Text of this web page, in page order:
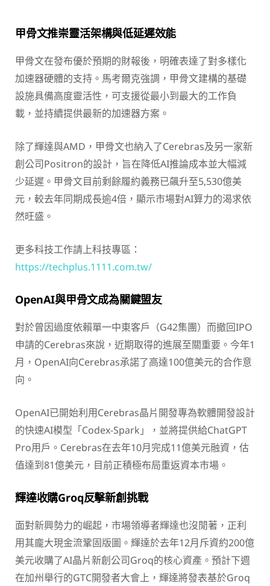
甲骨文推崇靈活架構與低延遲效能
甲骨文在發布優於預期的財報後，明確表達了對多樣化
加速器硬體的支持。馬考爾克強調，甲骨文建構的基礎
設施具備高度靈活性，可支援從最小到最大的工作負
載，並持續提供最新的加速器方案。
除了輝達與AMD，甲骨文也納入了Cerebras及另一家新
創公司Positron的設計，旨在降低AI推論成本並大幅減
少延遲。甲骨文目前剩餘履約義務已飆升至5,530億美
元，較去年同期成長逾4倍，顯示市場對AI算力的渴求依
然旺盛。
更多科技工作請上科技專區：
https://techplus.1111.com.tw/
OpenAI與甲骨文成為關鍵盟友
對於曾因過度依賴單一中東客戶（G42集團）而撤回IPO
申請的Cerebras來說，近期取得的進展至關重要。今年1
月，OpenAI向Cerebras承諾了高達100億美元的合作意
向。
OpenAI已開始利用Cerebras晶片開發專為軟體開發設計
的快速AI模型「Codex-Spark」，並將提供給ChatGPT
Pro用戶。Cerebras在去年10月完成11億美元融資，估
值達到81億美元，目前正積極布局重返資本市場。
輝達收購Groq反擊新創挑戰
面對新興勢力的崛起，市場領導者輝達也沒閒著，正利
用其龐大現金流鞏固版圖。輝達於去年12月斥資約200億
美元收購了AI晶片新創公司Groq的核心資產。預計下週
在加州舉行的GTC開發者大會上，輝達將發表基於Groq